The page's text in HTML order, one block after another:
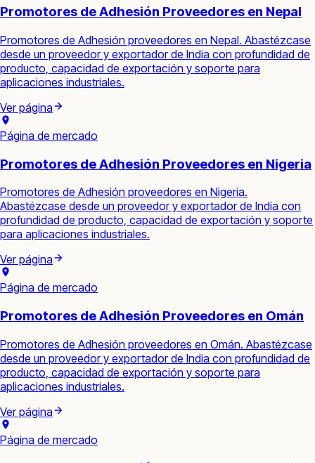
Promotores de Adhesión Proveedores en Nepal
Promotores de Adhesión proveedores en Nepal. Abastézcase
desde un proveedor y exportador de India con profundidad de
producto, capacidad de exportación y soporte para
aplicaciones industriales.
Ver página
Página de mercado
Promotores de Adhesión Proveedores en Nigeria
Promotores de Adhesión proveedores en Nigeria.
Abastézcase desde un proveedor y exportador de India con
profundidad de producto, capacidad de exportación y soporte
para aplicaciones industriales.
Ver página
Página de mercado
Promotores de Adhesión Proveedores en Omán
Promotores de Adhesión proveedores en Omán. Abastézcase
desde un proveedor y exportador de India con profundidad de
producto, capacidad de exportación y soporte para
aplicaciones industriales.
Ver página
Página de mercado